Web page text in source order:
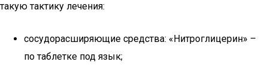
такую тактику лечения:
сосудорасширяющие средства: «Нитроглицерин» –
по таблетке под язык;